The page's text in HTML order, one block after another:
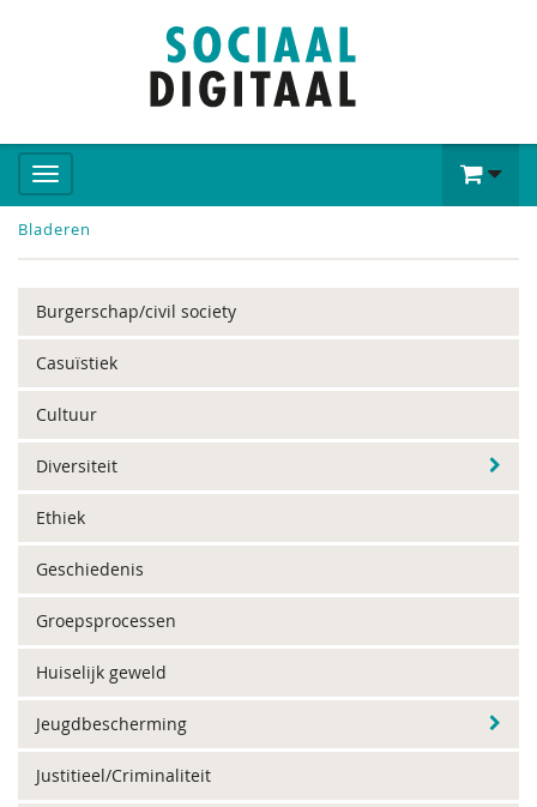
Bladeren
Burgerschap/civil society
Casuïstiek
Cultuur
Diversiteit
Ethiek
Geschiedenis
Groepsprocessen
Huiselijk geweld
Jeugdbescherming
Justitieel/Criminaliteit